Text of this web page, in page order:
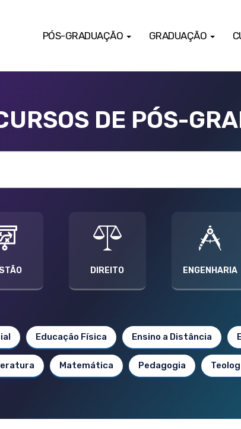
PÓS-GRADUAÇÃO GRADUAÇÃO
DE PÓS-
DIREITO ENGENHARIA
Educação Física Ensino a Distância
Matemática Pedagogia